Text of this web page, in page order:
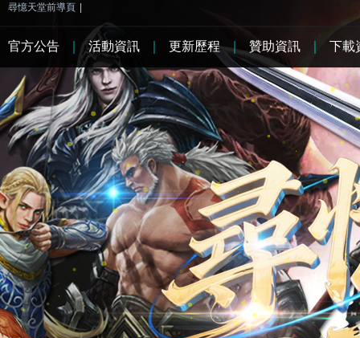
尋憶天堂前導頁